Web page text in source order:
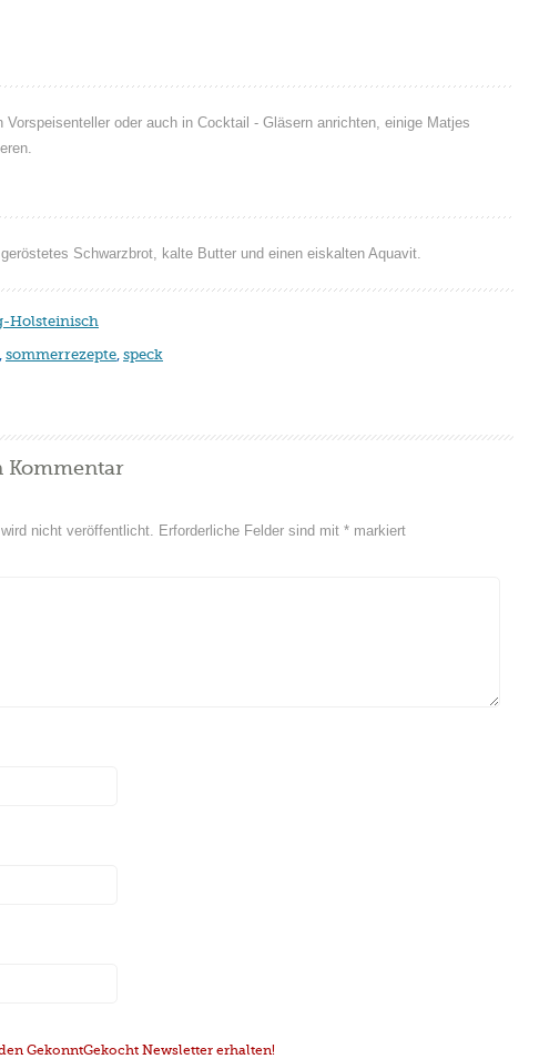
Vorspeisenteller oder auch in Cocktail - Gläsern anrichten, einige Matjes
Schwarzbrot, kalte Butter und einen eiskalten Aquavit.
Holsteinisch
, sommerrezepte, speck
Kommentar
nicht veröffentlicht. Erforderliche Felder sind mit * markiert
GekonntGekocht Newsletter erhalten!